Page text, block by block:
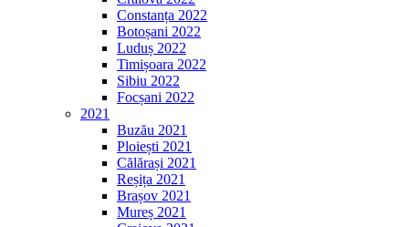
Constanța 2022
Botoșani 2022
Luduș 2022
Timișoara 2022
Sibiu 2022
Focșani 2022
2021
Buzău 2021
Ploiești 2021
Călărași 2021
Reșița 2021
Brașov 2021
Mureș 2021